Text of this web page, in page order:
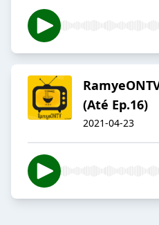
(Até Ep.16)
2021-04-23